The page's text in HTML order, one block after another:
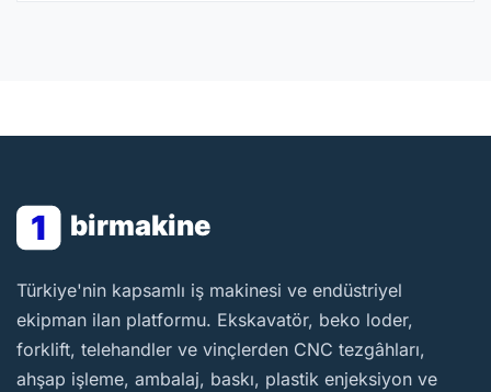
1 birmakine
BirMakine
Türkiye'nin kapsamlı iş makinesi ve endüstriyel
ekipman ilan platformu. Ekskavatör, beko loder,
forklift, telehandler ve vinçlerden CNC tezgâhları,
ahşap işleme, ambalaj, baskı, plastik enjeksiyon ve